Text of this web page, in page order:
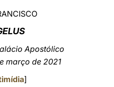
LATINE
Apostólico
março de 2021
]